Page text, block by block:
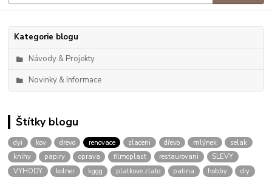
Kategorie blogu
Návody & Projekty
Novinky & Informace
Štítky blogu
dyi kov drevo renovace zlaceni dřevo mlýnek
selak
knihy
papiry oprava filmoplast restaurovani
SLEVY
VYHODY
kolner kggg platkove zlato patina hobby
diy